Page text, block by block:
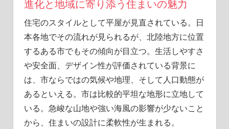
か？
進化と地域に寄り添う住まいの魅力
住宅のスタイルとして平屋が見直されている。 日
本各地でその流れが見られるが、北陸地方に位置
するある市でもその傾向が目立つ。生活しやすさ
や安全面、デザイン性が評価されている背景に
は、市ならではの気候や地理、そして人口動態が
あるといえる。市は比較的平坦な地形に立地して
いる。急峻な山地や強い海風の影響が少ないこと
から、住まいの設計に柔軟性が生まれる。